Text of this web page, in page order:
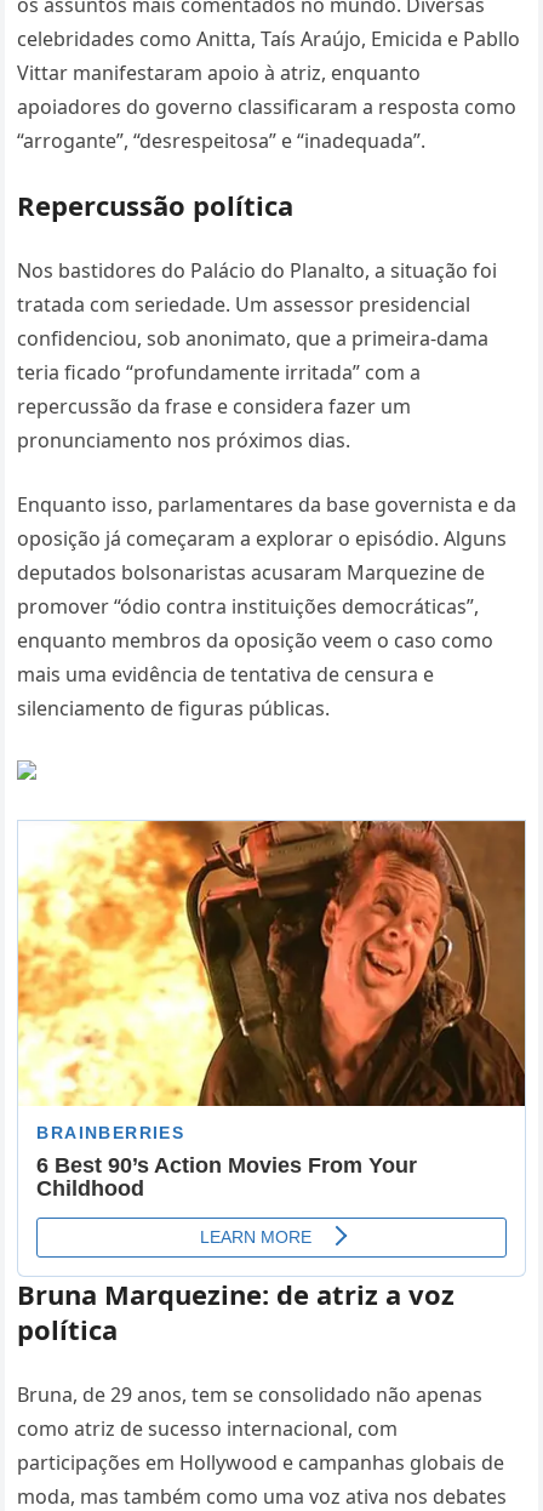
celebridades como Anitta, Taís Araújo, Emicida e Pabllo
Vittar manifestaram apoio à atriz, enquanto
apoiadores do governo classificaram a resposta como
“arrogante”, “desrespeitosa” e “inadequada”.
Repercussão política
Nos bastidores do Palácio do Planalto, a situação foi
tratada com seriedade. Um assessor presidencial
confidenciou, sob anonimato, que a primeira-dama
teria ficado “profundamente irritada” com a
repercussão da frase e considera fazer um
pronunciamento nos próximos dias.
Enquanto isso, parlamentares da base governista e da
oposição já começaram a explorar o episódio. Alguns
deputados bolsonaristas acusaram Marquezine de
promover “ódio contra instituições democráticas”,
enquanto membros da oposição veem o caso como
mais uma evidência de tentativa de censura e
silenciamento de figuras públicas.
Bruna Marquezine: de atriz a voz
política
Bruna, de 29 anos, tem se consolidado não apenas
como atriz de sucesso internacional, com
participações em Hollywood e campanhas globais de
moda, mas também como uma voz ativa nos debates